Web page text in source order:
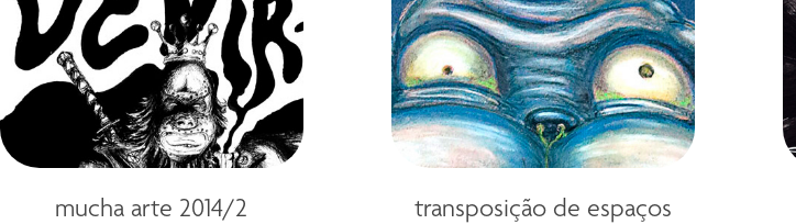
mucha arte 2014/2 transposição de espaços